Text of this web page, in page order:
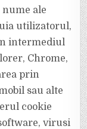
ale
utilizatorul,
intermediul
Chrome,
prin
sau alte
cookie
virusi